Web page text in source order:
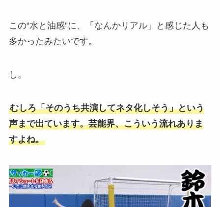
この“水と油感”に、「なんかリアル」と感じた人も
多かったみたいです。
し。
むしろ「そのうち共演してネタ化しそう」という
声まで出ています。芸能界、こういう流れありま
すよね。